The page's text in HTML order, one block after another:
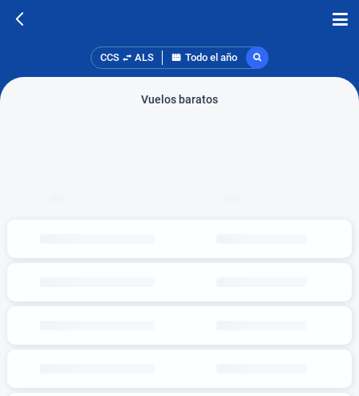
CCS ALS Todo el año
Vuelos baratos